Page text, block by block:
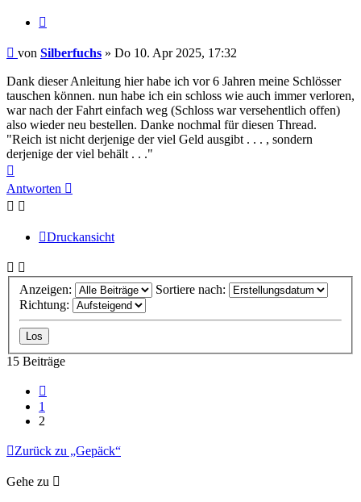
Beitrag
von Silberfuchs » Do 10. Apr 2025, 17:32
Dank dieser Anleitung hier habe ich vor 6 Jahren meine Schlösser
tauschen können. nun habe ich ein schloss wie auch immer verloren,
war nach der Fahrt einfach weg (Schloss war versehentlich offen)
also wieder neu bestellen. Danke nochmal für diesen Thread.
"Reich ist nicht derjenige der viel Geld ausgibt . . . , sondern
derjenige der viel behält . . ."
oben
Antworten
Druckansicht
Anzeigen:
Sortiere nach:
Richtung:
15 Beiträge
1
2
Zurück zu „Gepäck“
Gehe zu